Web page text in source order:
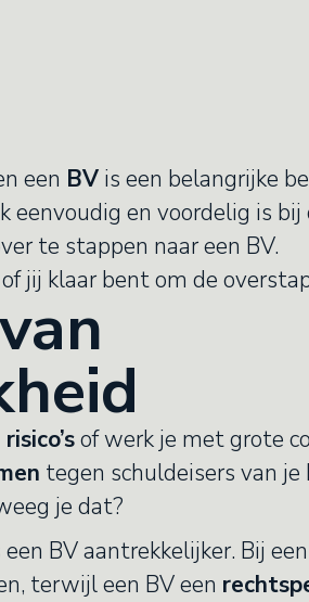
een BV is een belangrijke
eenvoudig en voordelig is
te stappen naar een BV.
jij klaar bent om de
of werk je met grote
tegen schuldeisers van je
je dat?
BV aantrekkelijker. Bij
terwijl een BV een